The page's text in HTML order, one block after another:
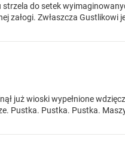
do setek
załogi. Zwłaszcza Gustlikowi
już wioski wypełnione
Pustka. Pustka. Pustka.